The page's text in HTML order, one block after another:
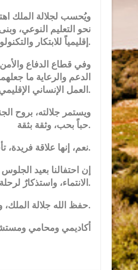
ويُحسب لجلالة الملك
نحو التعليم النوعي،
إقليمياً للابتكار والتكنولوجيا والطاقة الخضراء، عبر مبادرات تمتاز بالاستدامة والشمولية.
وفي قطاع الدفاع
الدعم والرعاية ما
العمل الإنساني الإقليمي والدولي.
ويستمر جلالته، بروح
حباً بحب، وثقة بثقة.
نعم، إنها علاقة فريدة، تأسست على الإخلاص، ونضجت بالتجربة، واشتدت بالأزمات، وترسخت بالإنجاز.
إن احتفالنا بعيد
الانتماء، واستذكارٌ لرحلة وطنٍ مضى وما زال يمضي خلف قائدٍ لا يرضى للوطن إلا الأعلى.
حفظ الله جلالة الملك، وأدامه ذخراً للأردن، وسدّده لما فيه رفعة البلاد وكرامة العباد.
* أكاديمي ومحامي